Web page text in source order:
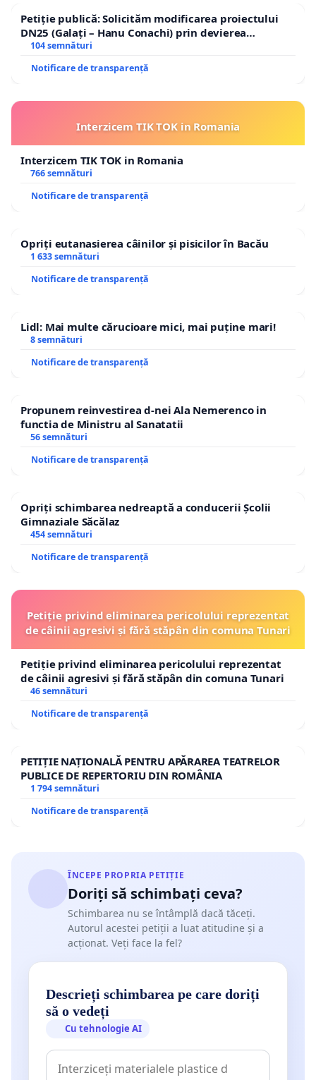
Petiție publică: Solicităm modificarea proiectului
DN25 (Galați – Hanu Conachi) prin devierea
traseului în afara localităților!
104 semnături
Notificare de transparență
Interzicem TIK TOK in Romania
Interzicem TIK TOK in Romania
766 semnături
Notificare de transparență
Opriți eutanasierea câinilor și pisicilor în Bacău
1 633 semnături
Notificare de transparență
Lidl: Mai multe cărucioare mici, mai puține mari!
8 semnături
Notificare de transparență
Propunem reinvestirea d-nei Ala Nemerenco in
functia de Ministru al Sanatatii
56 semnături
Notificare de transparență
Opriți schimbarea nedreaptă a conducerii Școlii
Gimnaziale Săcălaz
454 semnături
Notificare de transparență
Petiție privind eliminarea pericolului reprezentat
de câinii agresivi și fără stăpân din comuna Tunari
Petiție privind eliminarea pericolului reprezentat
de câinii agresivi și fără stăpân din comuna Tunari
46 semnături
Notificare de transparență
PETIȚIE NAȚIONALĂ PENTRU APĂRAREA TEATRELOR
PUBLICE DE REPERTORIU DIN ROMÂNIA
1 794 semnături
Notificare de transparență
ÎNCEPE PROPRIA PETIȚIE
Doriți să schimbați ceva?
Schimbarea nu se întâmplă dacă tăceți.
Autorul acestei petiții a luat atitudine și a
acționat. Veți face la fel?
Descrieți schimbarea pe care doriți
să o vedeți
Cu tehnologie AI